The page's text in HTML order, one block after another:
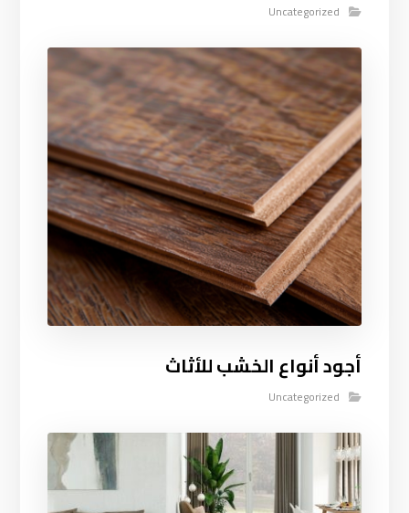
Uncategorized
أجود أنواع الخشب للأثاث
Uncategorized